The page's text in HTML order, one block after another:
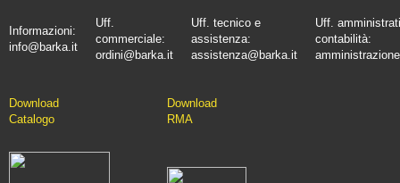
Informazioni:
info@barka.it
Uff.
commerciale:
ordini@barka.it
Uff. tecnico e
assistenza:
assistenza@barka.it
Uff.
contabilità:
Download
Catalogo
Download
RMA